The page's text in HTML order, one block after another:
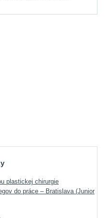
plastickej chirurgie
do práce – Bratislava (Junior